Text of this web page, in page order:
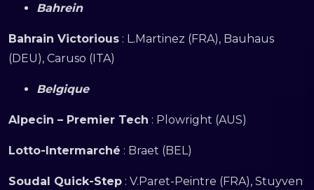
Bahrein
Bahrain Victorious : L.Martinez (FRA), Bauhaus
(DEU), Caruso (ITA)
Belgique
Alpecin – Premier Tech : Plowright (AUS)
Lotto-Intermarché : Braet (BEL)
Soudal Quick-Step : V.Paret-Peintre (FRA), Stuyven